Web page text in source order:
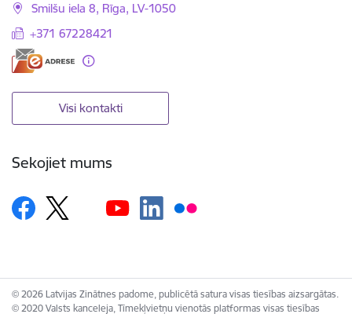
Smilšu iela 8, Rīga, LV-1050
+371 67228421
Visi kontakti
Sekojiet mums
© 2026 Latvijas Zinātnes padome, publicētā satura visas tiesības aizsargātas.
© 2020 Valsts kanceleja, Tīmekļvietņu vienotās platformas visas tiesības